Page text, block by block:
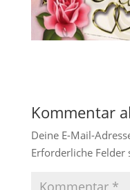
Kommentar
Deine E-Mail-
Erforderliche Felder